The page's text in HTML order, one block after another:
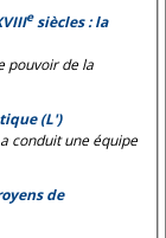
esiècles : la
pouvoir de la
(L')
conduit une équipe
de